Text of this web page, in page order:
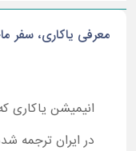
معرفی یاکاری، سفر
انیمیشن یاکاری
در ایران ترجمه